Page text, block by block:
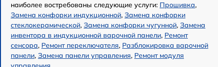
наиболее востребованы следующие услуги: Прошивка,
Замена конфорки индукционной, Замена конфорки
стеклокерамической, Замена конфорки чугунной, Замена
инвентора в индукционной варочной панели, Ремонт
сенсора, Ремонт переключателя, Разблокировка варочной
панели, Замена панели управления, Ремонт модуля